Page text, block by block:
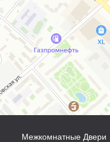
Межкомнатные Двери